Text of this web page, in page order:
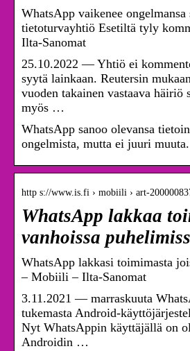
WhatsApp vaikenee ongelmansa
tietoturvayhtiö Esetiltä tyly
Ilta-Sanomat
25.10.2022 — Yhtiö ei
syytä lainkaan. Reutersin
vuoden takainen vastaava häiriö
myös …
WhatsApp sanoo olevansa
ongelmista, mutta ei juuri muuta.
http s://www.is.fi › mobiili › art-
WhatsApp lakkaa
vanhoissa
WhatsApp lakkasi toimimasta
– Mobiili – Ilta-Sanomat
3.11.2021 — marraskuuta
tukemasta Android-
Nyt WhatsAppin käyttäjällä on
Androidin …